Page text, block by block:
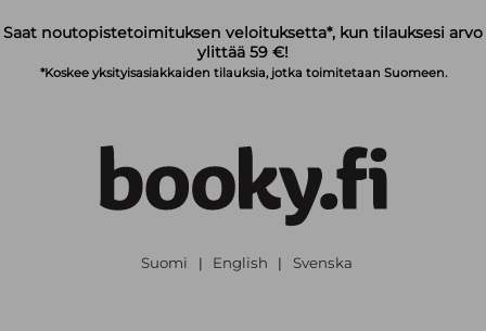
Saat noutopistetoimituksen veloituksetta*, kun tilauksesi arvo
ylittää 59 €!
*Koskee yksityisasiakkaiden tilauksia, jotka toimitetaan Suomeen.
Suomi | English | Svenska